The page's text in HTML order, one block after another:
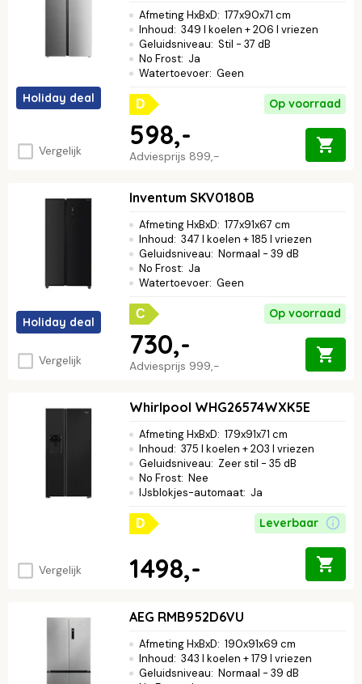
Holiday deal
Vergelijk
Afmeting HxBxD: 177x90x71 cm
Inhoud: 349 l koelen + 206 l vriezen
Geluidsniveau: Stil - 37 dB
No Frost: Ja
Watertoevoer: Geen
D Op voorraad
Adviesprijs 899,-
598,-
Holiday deal
Vergelijk
Inventum SKV0180B
Afmeting HxBxD: 177x91x67 cm
Inhoud: 347 l koelen + 185 l vriezen
Geluidsniveau: Normaal - 39 dB
No Frost: Ja
Watertoevoer: Geen
C Op voorraad
Adviesprijs 999,-
730,-
Vergelijk
Whirlpool WHG26574WXK5E
Afmeting HxBxD: 179x91x71 cm
Inhoud: 375 l koelen + 203 l vriezen
Geluidsniveau: Zeer stil - 35 dB
No Frost: Nee
IJsblokjes-automaat: Ja
D Leverbaar
1498,-
AEG RMB952D6VU
Afmeting HxBxD: 190x91x69 cm
Inhoud: 343 l koelen + 179 l vriezen
Geluidsniveau: Normaal - 39 dB